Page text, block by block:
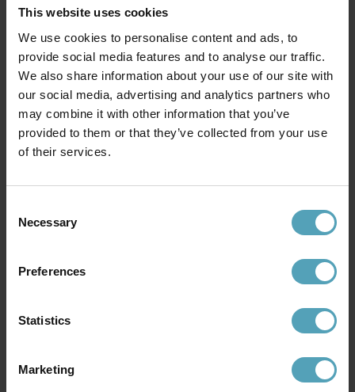
This website uses cookies
We use cookies to personalise content and ads, to
provide social media features and to analyse our traffic.
We also share information about your use of our site with
our social media, advertising and analytics partners who
may combine it with other information that you’ve
provided to them or that they’ve collected from your use
of their services.
Selection
Necessary
Preferences
Statistics
Marketing
LUCIDE
Rek. 1 669 kr